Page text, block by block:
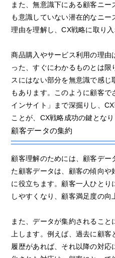
また、無意識下にある顧客ニ
も意識していない潜在的なニ
理由を理解し、CX戦略に取り入
商品購入やサービス利用の理
った、すぐにわかるものとは
スにはない部分を無意識で感
もあります。このように顧客
インサイト」まで深掘りし、
ことが、CX戦略成功の鍵となり
顧客データの集約
顧客理解のためには、顧客デ
た顧客データは、顧客の傾向
に役立ちます。顧客一人ひと
しやすくなり、顧客満足度の向
また、データが集約されるこ
上します。例えば、過去に顧
履歴があれば、それ以降の対応